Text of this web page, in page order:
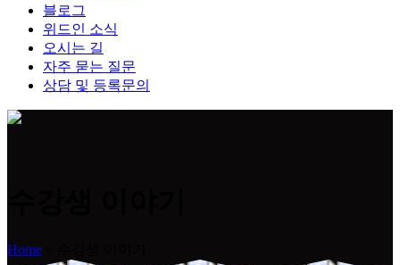
블로그
위드인 소식
오시는 길
자주 묻는 질문
상담 및 등록문의
Home